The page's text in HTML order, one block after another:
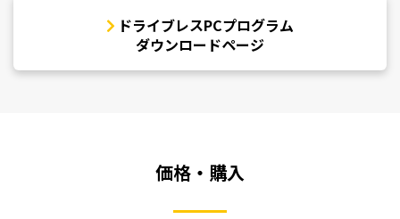
ドライブレスPCプログラム
ダウンロードページ
価格・購入